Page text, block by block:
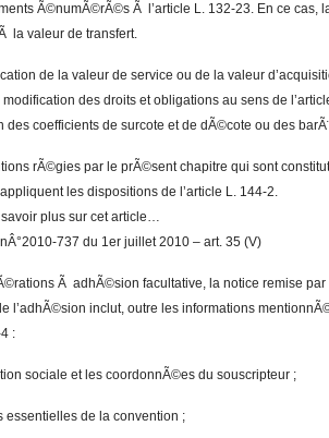
Ã©numÃ©rÃ©s Ã l’article L. 132-23. En ce cas,
la valeur de transfert.
de la valeur de service ou de la valeur
des droits et obligations au sens de
des coefficients de surcote et de dÃ©cote ou des
rÃ©gies par le prÃ©sent chapitre qui sont
les dispositions de l’article L. 144-2.
plus sur cet article…
737 du 1er juillet 2010 – art. 35 (V)
Ã adhÃ©sion facultative, la notice remise
l’adhÃ©sion inclut, outre les informations
:
sociale et les coordonnÃ©es du souscripteur ;
essentielles de la convention ;